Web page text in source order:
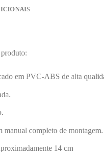
em PVC-ABS de alta
completo de montagem.
14 cm